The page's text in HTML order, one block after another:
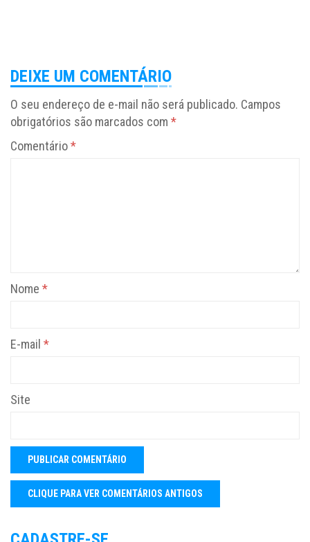
DEIXE UM COMENTÁRIO
O seu endereço de e-mail não será publicado. Campos
obrigatórios são marcados com *
Comentário*
Nome *
E-mail *
Site